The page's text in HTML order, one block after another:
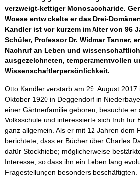
verzweigt-kettiger Monosaccharide.
Woese entwickelte er das Drei-
Kandler ist vor kurzem im Alter von 96
Schüler, Professor Dr. Widmar Tanner,
Nachruf an Leben und
ausgezeichneten, temperamentvollen
Wissenschaftlerpersönlichkeit.
Otto Kandler verstarb am 29. August 2017
Oktober 1920 in Deggendorf in
einer Gärtnerfamilie geboren, besuchte er
Volksschule und interessierte sich früh für
ganz allgemein. Als er mit 12 Jahren dem
berichtete, dass er Bücher über Charles
dafür Stockhiebe; möglicherweise
Interesse, so dass ihn ein Leben lang
Fragestellungen besonders beschäftigten.